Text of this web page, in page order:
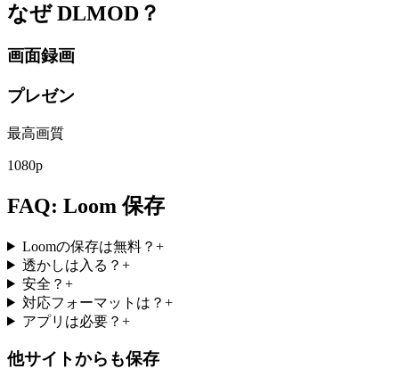
なぜ DLMOD？
画面録画
プレゼン
最高画質
1080p
FAQ: Loom 保存
Loomの保存は無料？ +
透かしは入る？ +
安全？ +
対応フォーマットは？ +
アプリは必要？ +
他サイトからも保存